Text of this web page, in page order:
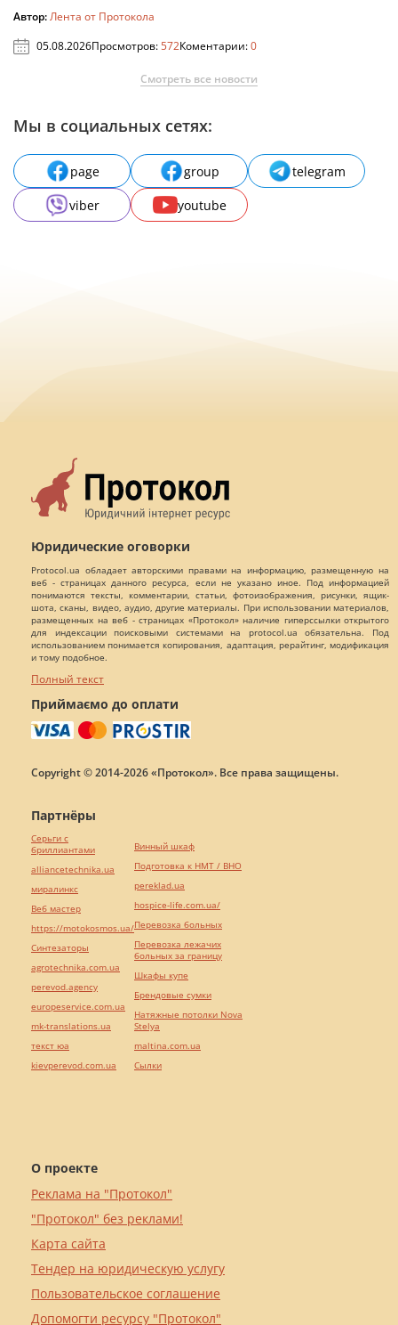
Автор:Лента от Протокола
05.08.2026Просмотров:572Коментарии:0
Смотреть все новости
Мы в социальных сетях:
page group
telegram
viber
youtube
Юридические оговорки
Protocol.ua обладает авторскими правами на информацию, размещенную на
веб - страницах данного ресурса, если не указано иное. Под информацией
понимаются тексты, комментарии, статьи, фотоизображения, рисунки, ящик-
шота, сканы, видео, аудио, другие материалы. При использовании материалов,
размещенных на веб - страницах «Протокол» наличие гиперссылки открытого
для индексации поисковыми системами на protocol.ua обязательна. Под
использованием понимается копирования, адаптация, рерайтинг, модификация
и тому подобное.
Полный текст
Приймаємо до оплати
Copyright © 2014-2026 «Протокол». Все права защищены.
О проекте
Реклама на "Протокол"
"Протокол" без реклами!
Карта сайта
Тендер на юридическую услугу
Пользовательское соглашение
Допомогти ресурсу "Протокол"
Партнёры
Серьги с
бриллиантами
alliancetechnika.ua
миралинкс
Веб мастер
https://motokosmos.ua/
Синтезаторы
agrotechnika.com.ua
perevod.agency
europeservice.com.ua
mk-translations.ua
текст юа
kievperevod.com.ua
Винный шкаф
Подготовка к НМТ / ВНО
pereklad.ua
hospice-life.com.ua/
Перевозка больных
Перевозка лежачих
больных за границу
Шкафы купе
Брендовые сумки
Натяжные потолки Nova
Stelya
maltina.com.ua
Cылки